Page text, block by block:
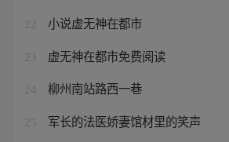
22 小说虚无神在都市
23 虚无神在都市免费阅读
24 柳州南站路西一巷
25 军长的法医娇妻馆材里的笑声